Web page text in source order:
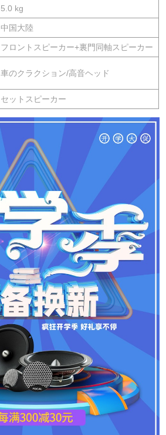
5.0 kg
中国大陸
フロントスピーカー+裏門同軸スピーカー
車のクラクション/高音ヘッド
セットスピーカー